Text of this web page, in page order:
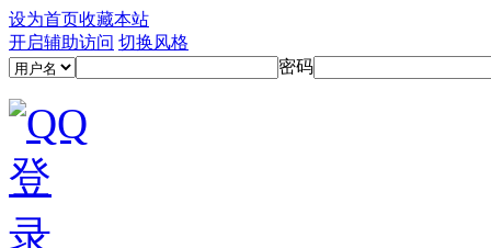
设为首页收藏本站
开启辅助访问 切换风格
密码